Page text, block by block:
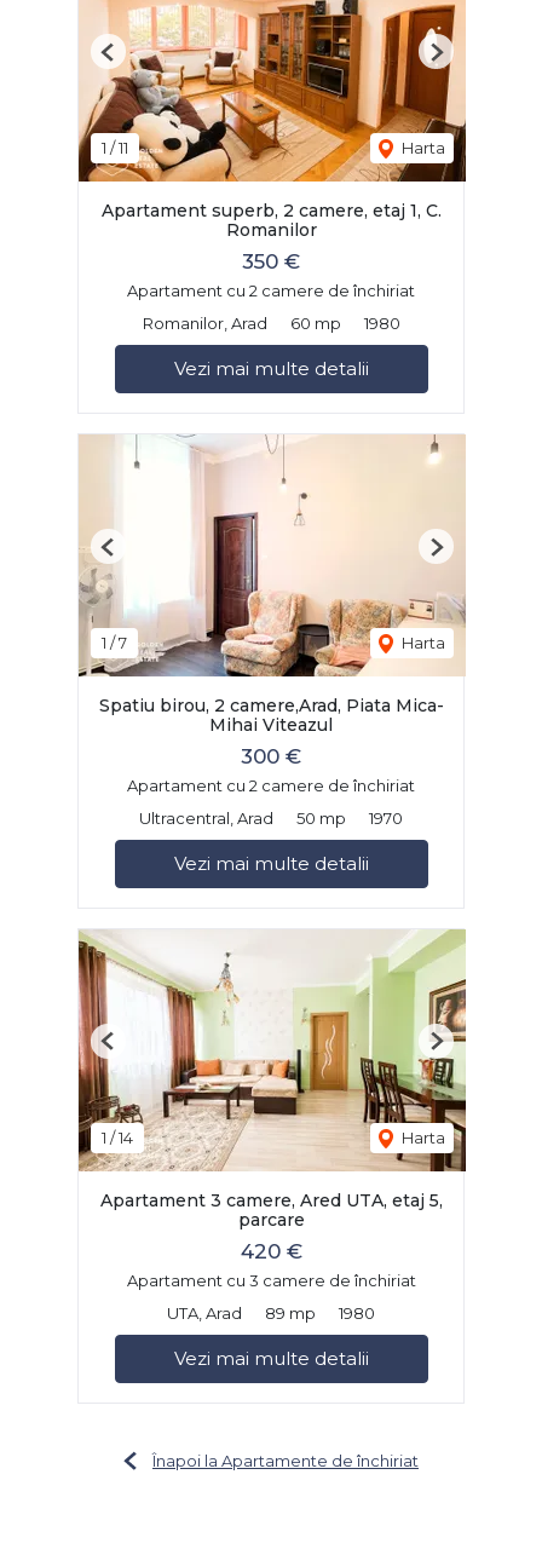
1 /11 Harta
Previous Next
Apartament superb, 2 camere, etaj 1, C.
Romanilor
350 €
Apartament cu 2 camere de închiriat
Romanilor, Arad
60 mp 1980
Vezi mai multe detalii
1 /7 Harta
Previous Next
Spatiu birou, 2 camere,Arad, Piata Mica-
Mihai Viteazul
300 €
Apartament cu 2 camere de închiriat
Ultracentral, Arad
50 mp 1970
Vezi mai multe detalii
1 /14 Harta
Previous Next
Apartament 3 camere, Ared UTA, etaj 5,
parcare
420 €
Apartament cu 3 camere de închiriat
UTA, Arad
89 mp 1980
Vezi mai multe detalii
Înapoi la Apartamente de închiriat